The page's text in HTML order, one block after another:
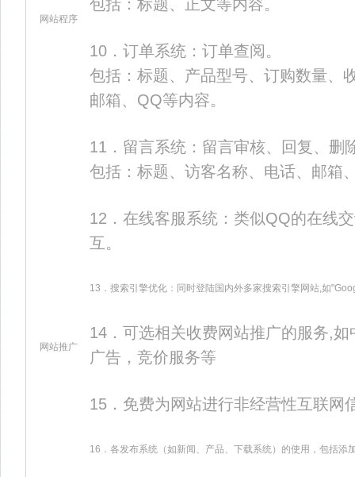
网站程序
包括：标题、正文等内容。
10．订单系统：订单查阅。
包括：标题、产品型号、订购数量、
邮箱、QQ等内容。
11．留言系统：留言审核、回复、删
包括：标题、访客名称、电话、邮箱
12．在线客服系统：类似QQ的在线
互。
网站推广
13．搜索引擎优化：同时登陆国内外多家搜索引擎网站,如
14．可选相关收费网站推广的服务,
广告，竞价服务等
15．免费为网站进行非经营性互联网
16．各发布系统（如新闻、产品、下载系统）的使用，包括添